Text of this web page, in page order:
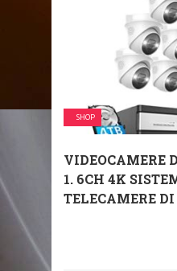
SHOP
VIDEOCAMERE
1. 6CH 4K
TELECAMERE DI